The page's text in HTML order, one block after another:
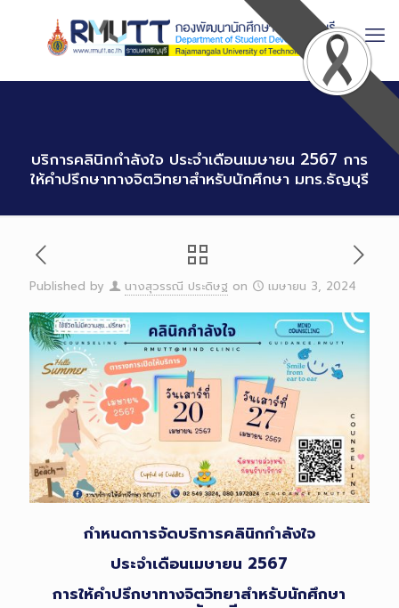
บริการคลินิกกำลังใจ ประจำเดือนเมษายน 2567 การ
ให้คำปรึกษาทางจิตวิทยาสำหรับนักศึกษา มทร.ธัญบุรี
Published by นางสุวรรณี ประดิษฐ on เมษายน 3, 2024
กำหนดการจัดบริการคลินิกกำลังใจ
ประจำเดือนเมษายน 2567
การให้คำปรึกษาทางจิตวิทยาสำหรับนักศึกษา